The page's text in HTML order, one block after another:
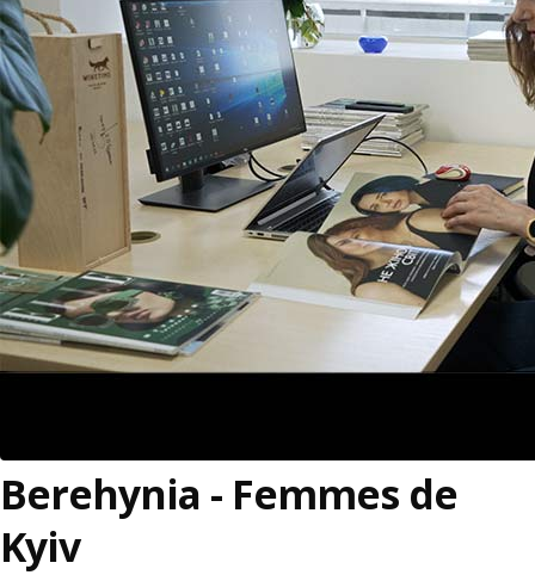
Berehynia - Femmes de
Kyiv